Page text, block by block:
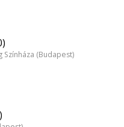
(Budapest)